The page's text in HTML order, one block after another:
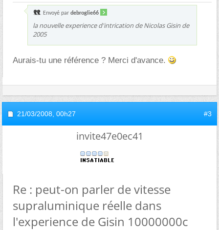
Envoyé par debroglie66
la nouvelle experience d'intrication de Nicolas Gisin de
2005
Aurais-tu une référence ? Merci d'avance.
21/03/2008, 00h27 #3
invite47e0ec41
Re : peut-on parler de vitesse
supraluminique réelle dans
l'experience de Gisin 10000000c